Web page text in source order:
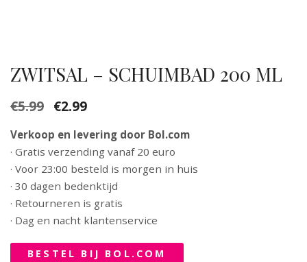
ZWITSAL – SCHUIMBAD 200 ML
€5.99
Oorspronkelijke
was:
€5.99.
€2.99Huidige
is:
€2.99.
Verkoop en levering door Bol.com
· Gratis verzending vanaf 20 euro
· Voor 23:00 besteld is morgen in huis
· 30 dagen bedenktijd
· Retourneren is gratis
· Dag en nacht klantenservice
BESTEL BIJ BOL.COM